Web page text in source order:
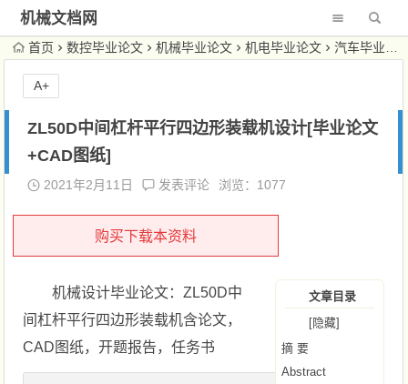
机械文档网
首页 数控毕业论文 机械毕业论文 机电毕业论文 汽车毕业论文
ZL50D中间杠杆平行四边形装载机设计[毕业论文
+CAD图纸]
2021年2月11日 发表评论 浏览：1077
购买下载本资料
文章目录
[隐藏]
摘 要
Abstract
机械设计毕业论文：ZL50D中
间杠杆平行四边形装载机含论文，
CAD图纸，开题报告，任务书
A+